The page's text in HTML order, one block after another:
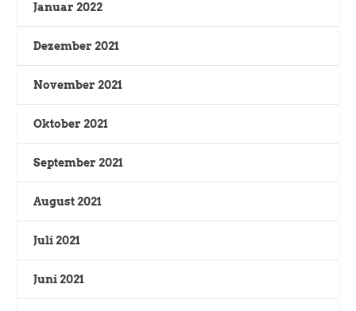
Januar 2022
Dezember 2021
November 2021
Oktober 2021
September 2021
August 2021
Juli 2021
Juni 2021